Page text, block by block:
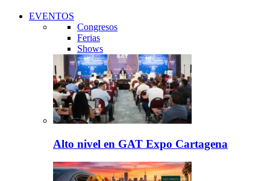
EVENTOS
Congresos
Ferias
Shows
Alto nivel en GAT Expo Cartagena